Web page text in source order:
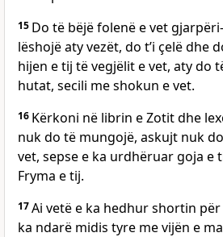
15 Do të bëjë folenë e vet
lëshojë aty vezët, do t’i çelë dhe
hijen e tij të vegjëlit e vet, aty do
hutat, secili me shokun e vet.
16 Kërkoni në librin e Zotit dhe
nuk do të mungojë, askujt nuk
vet, sepse e ka urdhëruar goja e
Fryma e tij.
17Ai vetë e ka hedhur shortin
ka ndarë midis tyre me vijën e